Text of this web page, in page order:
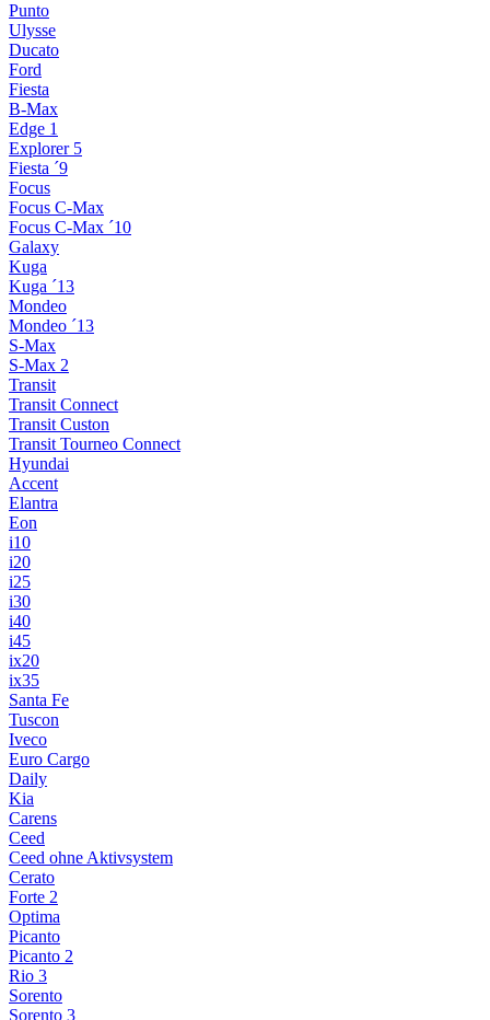
Punto
Ulysse
Ducato
Ford
Fiesta
B-Max
Edge 1
Explorer 5
Fiesta ´9
Focus
Focus C-Max
Focus C-Max ´10
Galaxy
Kuga
Kuga ´13
Mondeo
Mondeo ´13
S-Max
S-Max 2
Transit
Transit Connect
Transit Custon
Transit Tourneo Connect
Hyundai
Accent
Elantra
Eon
i10
i20
i25
i30
i40
i45
ix20
ix35
Santa Fe
Tuscon
Iveco
Euro Cargo
Daily
Kia
Carens
Ceed
Ceed ohne Aktivsystem
Cerato
Forte 2
Optima
Picanto
Picanto 2
Rio 3
Sorento
Sorento 3